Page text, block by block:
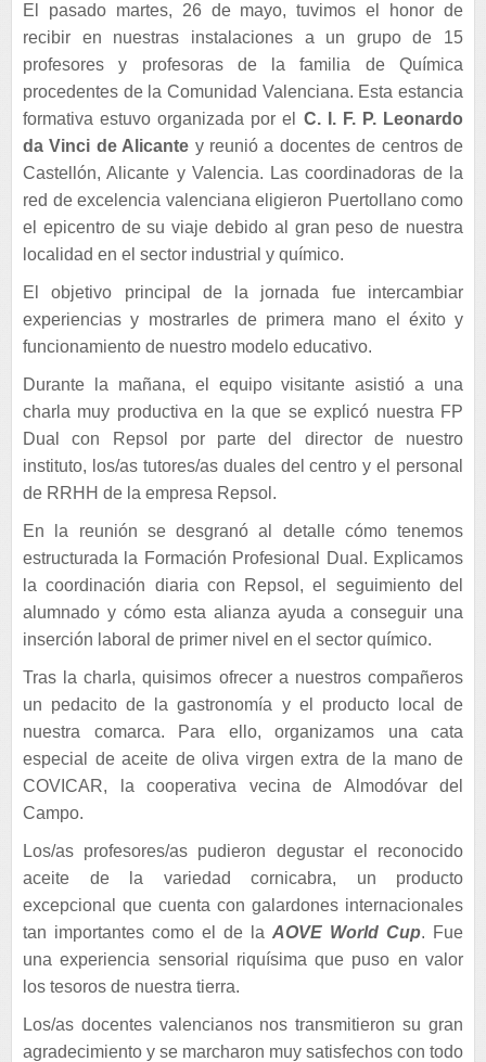
El pasado martes, 26 de mayo, tuvimos el honor de
recibir en nuestras instalaciones a un grupo de 15
profesores y profesoras de la familia de Química
procedentes de la Comunidad Valenciana. Esta estancia
formativa estuvo organizada por el C. I. F. P. Leonardo
da Vinci de Alicante y reunió a docentes de centros de
Castellón, Alicante y Valencia. Las coordinadoras de la
red de excelencia valenciana eligieron Puertollano como
el epicentro de su viaje debido al gran peso de nuestra
localidad en el sector industrial y químico.
El objetivo principal de la jornada fue intercambiar
experiencias y mostrarles de primera mano el éxito y
funcionamiento de nuestro modelo educativo.
Durante la mañana, el equipo visitante asistió a una
charla muy productiva en la que se explicó nuestra FP
Dual con Repsol por parte del director de nuestro
instituto, los/as tutores/as duales del centro y el personal
de RRHH de la empresa Repsol.
En la reunión se desgranó al detalle cómo tenemos
estructurada la Formación Profesional Dual. Explicamos
la coordinación diaria con Repsol, el seguimiento del
alumnado y cómo esta alianza ayuda a conseguir una
inserción laboral de primer nivel en el sector químico.
Tras la charla, quisimos ofrecer a nuestros compañeros
un pedacito de la gastronomía y el producto local de
nuestra comarca. Para ello, organizamos una cata
especial de aceite de oliva virgen extra de la mano de
COVICAR, la cooperativa vecina de Almodóvar del
Campo.
Los/as profesores/as pudieron degustar el reconocido
aceite de la variedad cornicabra, un producto
excepcional que cuenta con galardones internacionales
tan importantes como el de la AOVE World Cup. Fue
una experiencia sensorial riquísima que puso en valor
los tesoros de nuestra tierra.
Los/as docentes valencianos nos transmitieron su gran
agradecimiento y se marcharon muy satisfechos con todo